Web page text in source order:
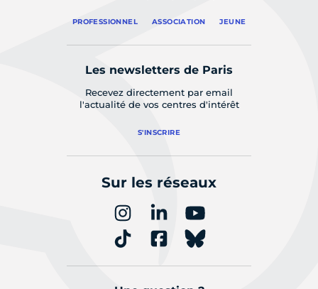
PROFESSIONNEL ASSOCIATION JEUNE
Les newsletters de Paris
Recevez directement par email
l'actualité de vos centres d'intérêt
S'INSCRIRE
Sur les réseaux